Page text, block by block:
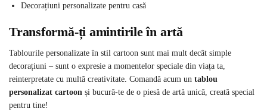
Decorațiuni personalizate pentru casă
Transformă-ți amintirile în artă
Tablourile personalizate în stil cartoon sunt mai mult decât simple
decorațiuni – sunt o expresie a momentelor speciale din viața ta,
reinterpretate cu multă creativitate. Comandă acum un tablou
personalizat cartoon și bucură-te de o piesă de artă unică, creată special
pentru tine!